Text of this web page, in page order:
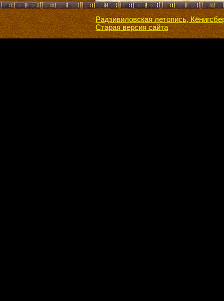
Радзивиловская летопись,
Старая версия сайта